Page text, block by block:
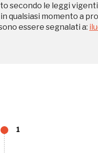
secondo le leggi
qualsiasi momento a
essere segnalati a:
1
Accedi alle
di